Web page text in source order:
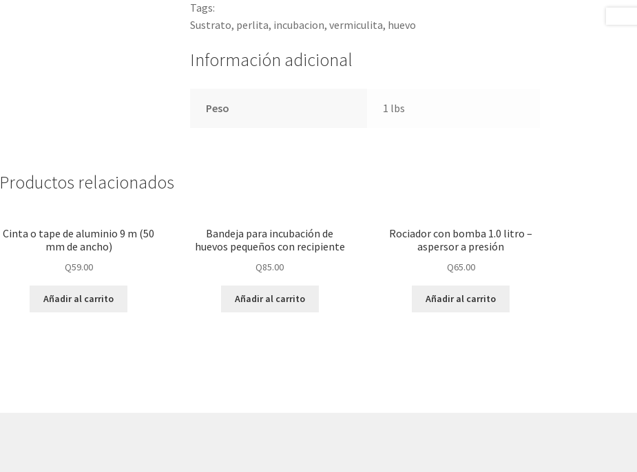
Tags:
Sustrato, perlita, incubacion, vermiculita, huevo
Información adicional
Peso 1 lbs
Productos relacionados
Cinta o tape de aluminio 9 m (50
mm de ancho)
Q59.00
Añadir al carrito
Bandeja para incubación de
huevos pequeños con recipiente
Q85.00
Añadir al carrito
Rociador con bomba 1.0 litro –
aspersor a presión
Q65.00
Añadir al carrito